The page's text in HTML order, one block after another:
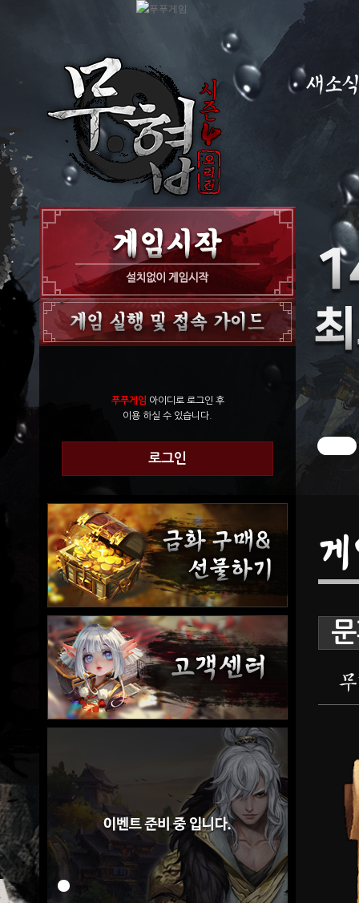
새소
공지사항
GM TIP
푸푸게임 아이디로 로그인 후
이용 하실 수 있습니다.
로그인